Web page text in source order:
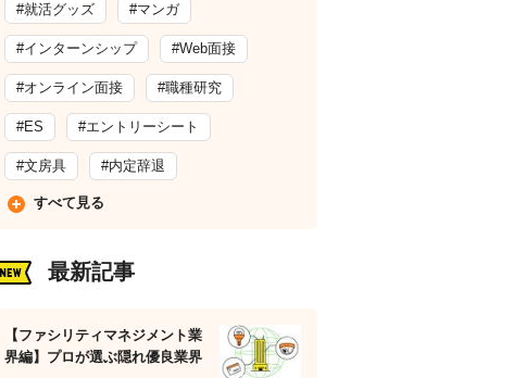
#就活グッズ #マンガ
#インターンシップ #Web面接
#オンライン面接 #職種研究
#ES #エントリーシート
#文房具 #内定辞退
すべて見る
最新記事
【ファシリティマネジメント業
界編】プロが選ぶ隠れ優良業界